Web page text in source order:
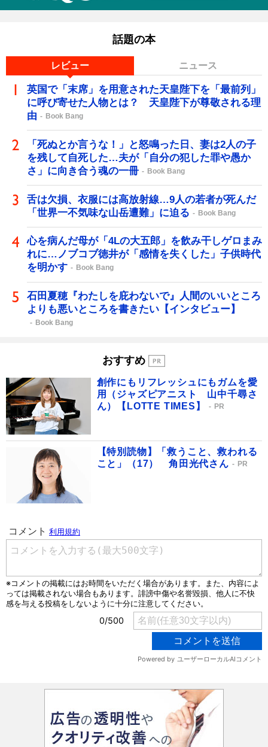
話題の本
レビュー ニュース
英国で「末席」を用意された天皇陛下を「最前列」
に呼び寄せた人物とは？ 天皇陛下が尊敬される理
由
Book Bang
「死ぬとか言うな！」と怒鳴った日、妻は2人の子
を残して自死した…夫が「自分の犯した罪や愚か
さ」に向き合う魂の一冊
Book Bang
舌は欠損、衣服には高放射線…9人の若者が死んだ
「世界一不気味な山岳遭難」に迫る
Book Bang
心を病んだ母が「4Lの大五郎」を飲み干しゲロまみ
れに…ノブコブ徳井が「感情を失くした」子供時代
を明かす
Book Bang
石田夏穂『わたしを庇わないで』人間のいいところ
よりも悪いところを書きたい【インタビュー】
Book Bang
おすすめ
創作にもリフレッシュにもガムを愛
用（ジャズピアニスト 山中千尋さ
ん）【LOTTE TIMES】
PR
【特別読物】「救うこと、救われる
こと」（17） 角田光代さん
PR